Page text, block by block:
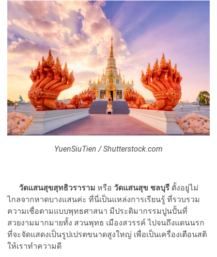
YuenSiuTien / Shutterstock.com
วัดแสนสุขสุทธิวราราม หรือ วัดแสนสุข ชลบุรี ตั้งอยู่ไม่
ไกลจากหาดบางแสนค่ะ ที่นี่เป็นแหล่งการเรียนรู้ ที่รวบรวม
ความเชื่อตามแบบพุทธศาสนา มีประติมากรรมปูนปั้นที่
สวยงามมากมายทั้ง สวนพุทธ เมืองสวรรค์ ไปจนถึงแดนนรก
ที่จะจัดแสดงเป็นรูปเปรตขนาดสูงใหญ่ เพื่อเป็นเครื่องเตือนสติ
ให้เราทำความดี